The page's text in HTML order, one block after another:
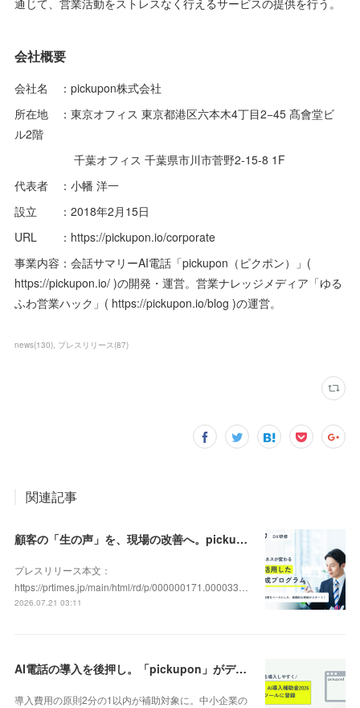
会社概要
会社名 ：pickupon株式会社
所在地 ：東京オフィス 東京都港区六本木4丁目2−45 髙會堂ビ
ル2階
千葉オフィス 千葉県市川市菅野2-15-8 1F
代表者 ：小幡 洋一
設立 ：2018年2月15日
URL ：https://pickupon.io/corporate
事業内容：会話サマリーAI電話「pickupon（ピクポン）」(
https://pickupon.io/ )の開発・運営。営業ナレッジメディア「ゆる
ふわ営業ハック」( https://pickupon.io/blog )の運営。
news(130) プレスリリース (87)
関連記事
顧客の「生の声」を、現場の改善へ。pickupon、実践型「DX人材育成研修」の提供を開始
プレスリリース本文：
https://prtimes.jp/main/html/rd/p/000000171.000033…
2026.07.21 03:11
AI電話の導入を後押し。「pickupon」がデジタル化・AI導入補助金2026（旧IT導入補助金）の対象ツールとして登録
導入費用の原則2分の1以内が補助対象に。中小企業の